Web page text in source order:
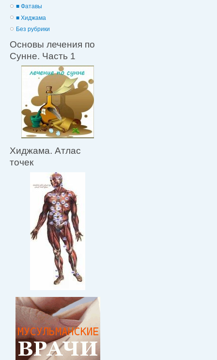
■ Фатавы
■ Хиджама
Без рубрики
Основы лечения по
Сунне. Часть 1
Хиджама. Атлас
точек